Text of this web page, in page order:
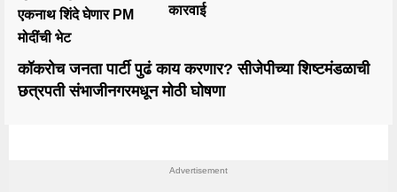
एकनाथ शिंदे घेणार PM
मोदींची भेट
कारवाई
कॉकरोच जनता पार्टी पुढं काय करणार? सीजेपीच्या शिष्टमंडळाची
छत्रपती संभाजीनगरमधून मोठी घोषणा